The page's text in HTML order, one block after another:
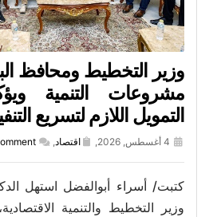
وزير التخطيط ومحافظ
مشروعات التنمية
التمويل اللازم لتسريع
4 أغسطس, 2026, اقتصاد,
كتبت/ أسراء أبوالفضل استهل
وزير التخطيط والتنمية